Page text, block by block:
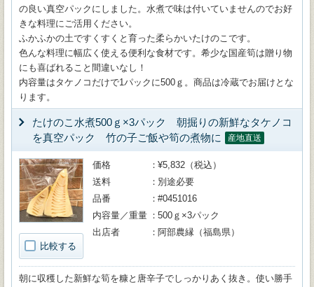
の良い真空パックにしました。水煮で味は付いていませんのでお好
きな料理にご活用ください。
ふかふかの土ですくすくと育った柔らかいたけのこです。
色んな料理に幅広く使える便利な食材です。希少な国産筍は贈り物
にも喜ばれること間違いなし！
内容量はタケノコだけで1パックに500ｇ。商品は冷蔵でお届けとな
ります。
たけのこ水煮500ｇ×3パック 朝掘りの新鮮なタケノコ
を真空パック 竹の子ご飯や筍の煮物に
産地直送
比較する
価格
¥5,832（税込）
送料
別途必要
品番
#0451016
内容量／重量
500ｇ×3パック
出店者
阿部農縁（福島県）
朝に収穫した新鮮な筍を糠と唐辛子でしっかりあく抜き。使い勝手